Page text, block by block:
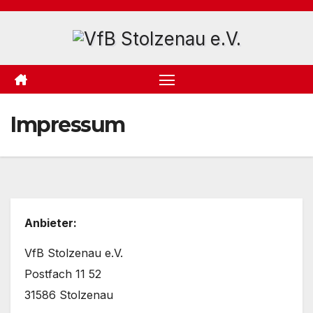
Zum
Impressum
Anbieter:
VfB Stolzenau e.V.
Postfach 11 52
31586 Stolzenau